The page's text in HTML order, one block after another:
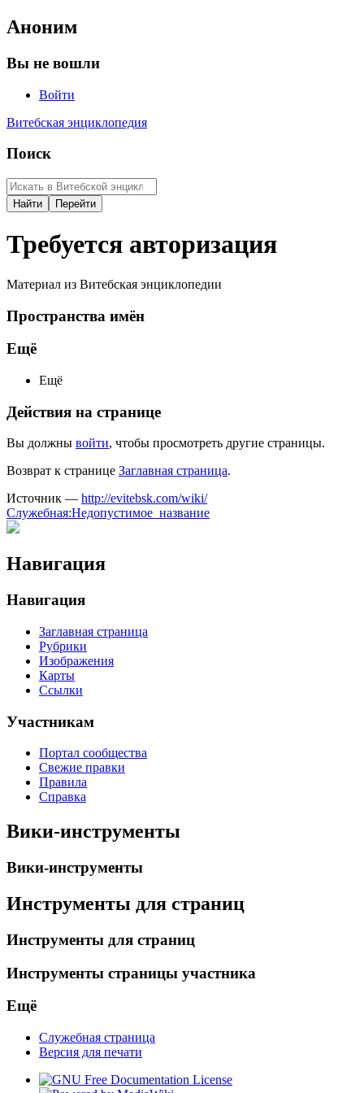
Аноним
Вы не вошли
Войти
Витебская энциклопедия
Поиск
Требуется авторизация
Материал из Витебская энциклопедии
Пространства имён
Ещё
Ещё
Действия на странице
Вы должны войти, чтобы просмотреть другие страницы.
Возврат к странице Заглавная страница.
Источник — http://evitebsk.com/wiki/
Служебная:Недопустимое_название
Навигация
Навигация
Заглавная страница
Рубрики
Изображения
Карты
Ссылки
Участникам
Портал сообщества
Свежие правки
Правила
Справка
Вики-инструменты
Вики-инструменты
Инструменты для страниц
Инструменты для страниц
Инструменты страницы участника
Ещё
Служебная страница
Версия для печати